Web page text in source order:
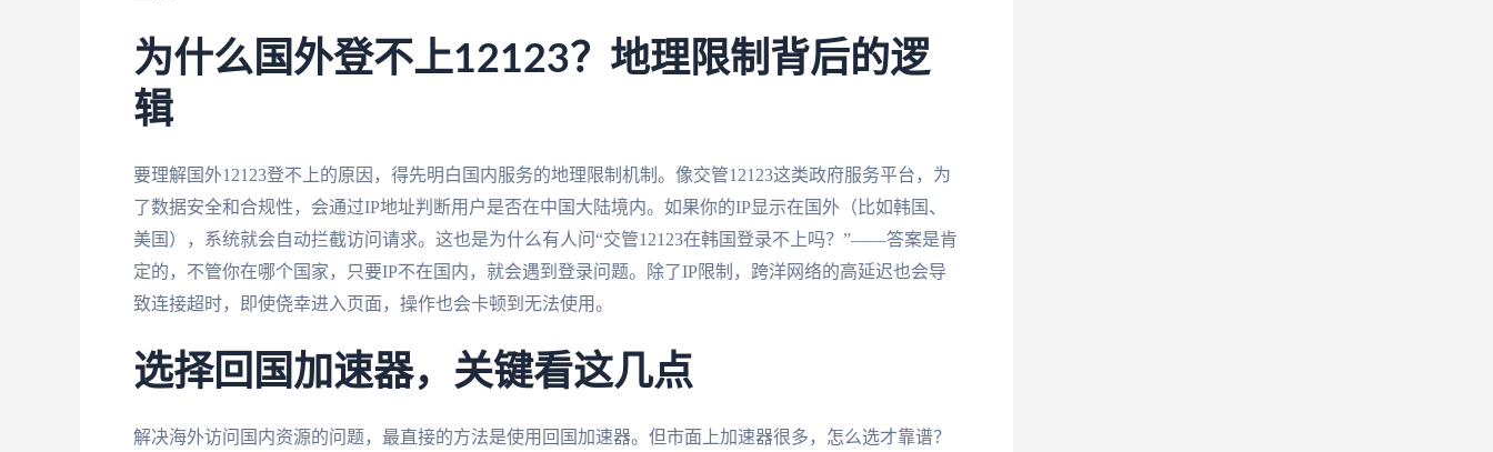
为什么国外登不上12123？地理限制背后的逻
辑
要理解国外12123登不上的原因，得先明白国内服务的地理限制机制。像交管12123这类政府服务平台，为
了数据安全和合规性，会通过IP地址判断用户是否在中国大陆境内。如果你的IP显示在国外（比如韩国、
美国），系统就会自动拦截访问请求。这也是为什么有人问“交管12123在韩国登录不上吗？”——答案是肯
定的，不管你在哪个国家，只要IP不在国内，就会遇到登录问题。除了IP限制，跨洋网络的高延迟也会导
致连接超时，即使侥幸进入页面，操作也会卡顿到无法使用。
选择回国加速器，关键看这几点
解决海外访问国内资源的问题，最直接的方法是使用回国加速器。但市面上加速器很多，怎么选才靠谱？